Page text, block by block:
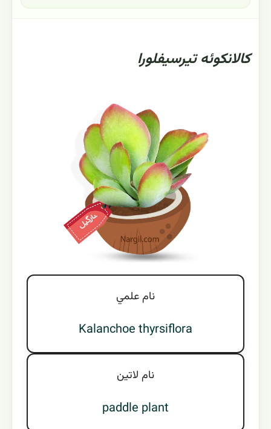
کالانکوئه تیرسیفلورا
نام علمي
Kalanchoe thyrsiflora
نام لاتين
paddle plant